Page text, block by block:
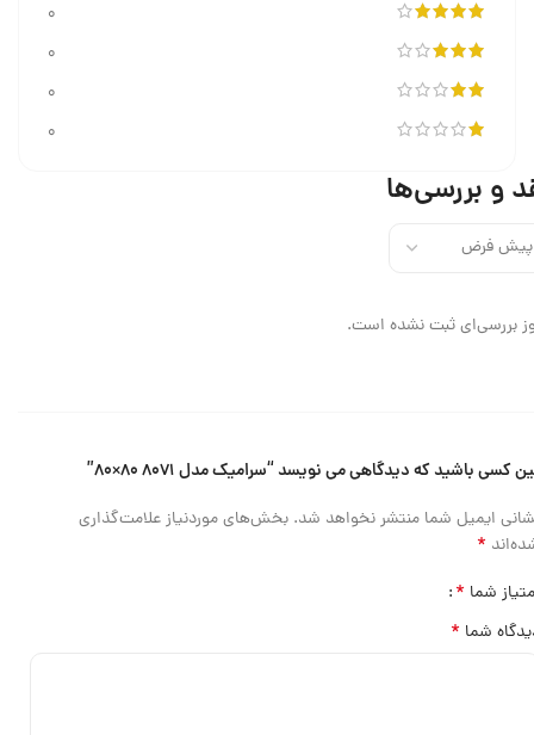
0
0
0
0
و بررسی‌ها
بررسی‌ای ثبت نشده است.
کسی باشید که دیدگاهی می نویسد “سرامیک مدل ۸۰۷۱ ۸۰×۸۰”
ایمیل شما منتشر نخواهد شد. بخش‌های موردنیاز علامت‌گذاری
*
شما *
شما *